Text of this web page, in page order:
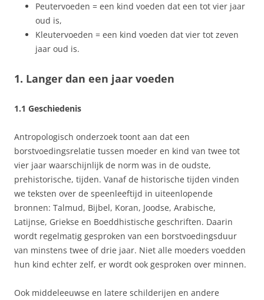
Peutervoeden = een kind voeden dat een tot vier jaar
oud is,
Kleutervoeden = een kind voeden dat vier tot zeven
jaar oud is.
1. Langer dan een jaar voeden
1.1 Geschiedenis
Antropologisch onderzoek toont aan dat een
borstvoedingsrelatie tussen moeder en kind van twee tot
vier jaar waarschijnlijk de norm was in de oudste,
prehistorische, tijden. Vanaf de historische tijden vinden
we teksten over de speenleeftijd in uiteenlopende
bronnen: Talmud, Bijbel, Koran, Joodse, Arabische,
Latijnse, Griekse en Boeddhistische geschriften. Daarin
wordt regelmatig gesproken van een borstvoedingsduur
van minstens twee of drie jaar. Niet alle moeders voedden
hun kind echter zelf, er wordt ook gesproken over minnen.
Ook middeleeuwse en latere schilderijen en andere